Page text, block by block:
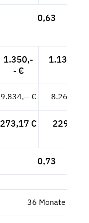
0,63
1.350,-
- €
1.134,45
9.834,-- € 8.263,87
273,17 € 229,55 €
0,73
36 Monate